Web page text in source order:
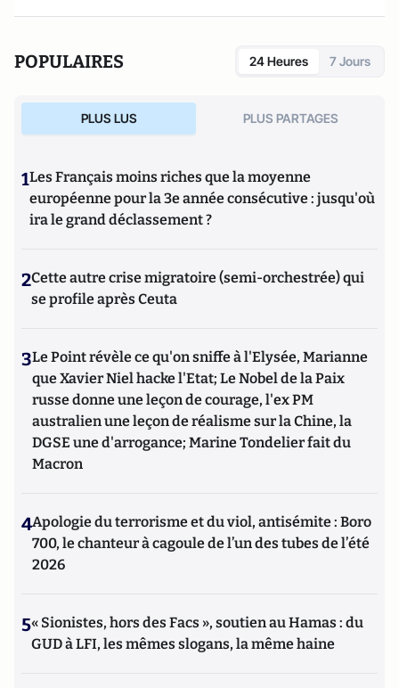
POPULAIRES 24 Heures 7 Jours
PLUS LUS PLUS PARTAGES
1Les Français moins riches que la moyenne
européenne pour la 3e année consécutive : jusqu'où
ira le grand déclassement ?
2Cette autre crise migratoire (semi-orchestrée) qui
se profile après Ceuta
3Le Point révèle ce qu'on sniffe à l'Elysée, Marianne
que Xavier Niel hacke l'Etat; Le Nobel de la Paix
russe donne une leçon de courage, l'ex PM
australien une leçon de réalisme sur la Chine, la
DGSE une d'arrogance; Marine Tondelier fait du
Macron
4Apologie du terrorisme et du viol, antisémite : Boro
700, le chanteur à cagoule de l’un des tubes de l’été
2026
5« Sionistes, hors des Facs », soutien au Hamas : du
GUD à LFI, les mêmes slogans, la même haine